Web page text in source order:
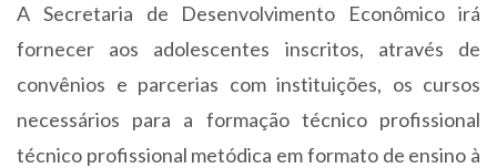
A Secretaria de Desenvolvimento Econômico irá
fornecer aos adolescentes inscritos, através de
convênios e parcerias com instituições, os cursos
necessários para a formação técnico profissional
técnico profissional metódica em formato de ensino à